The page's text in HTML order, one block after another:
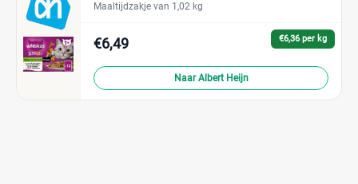
Maaltijdzakje van 1,02 kg
€6,36 per kg
€6,49
Naar Albert Heijn